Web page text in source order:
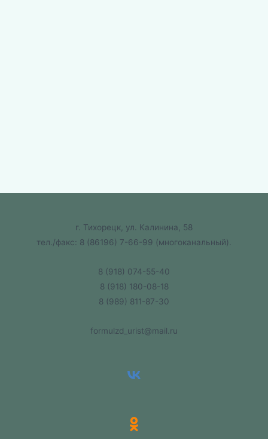
г. Тихорецк, ул. Калинина, 58
тел./факс: 8 (86196) 7-66-99 (многоканальный).
8 (918) 074-55-40
8 (918) 180-08-18
8 (989) 811-87-30
formulzd_urist@mail.ru